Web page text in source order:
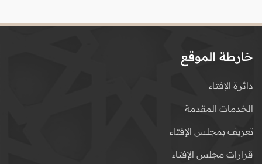
خارطة الموقع
دائرة الإفتاء
الخدمات المقدمة
تعريف بمجلس الإفتاء
قرارات مجلس الإفتاء